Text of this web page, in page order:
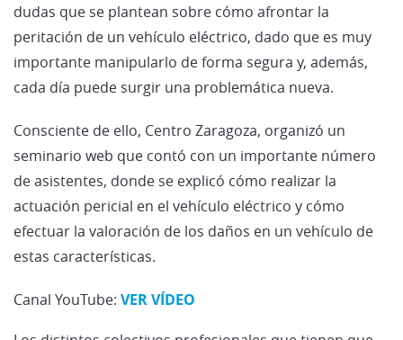
dudas que se plantean sobre cómo afrontar la
peritación de un vehículo eléctrico, dado que es muy
importante manipularlo de forma segura y, además,
cada día puede surgir una problemática nueva.
Consciente de ello, Centro Zaragoza, organizó un
seminario web que contó con un importante número
de asistentes, donde se explicó cómo realizar la
actuación pericial en el vehículo eléctrico y cómo
efectuar la valoración de los daños en un vehículo de
estas características.
Canal YouTube: VER VÍDEO